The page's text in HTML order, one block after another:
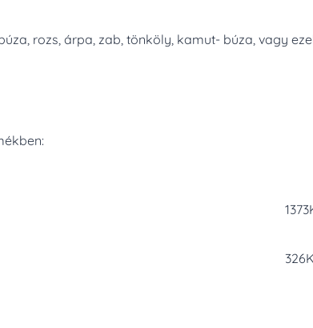
rozs, árpa, zab, tönköly, kamut- búza, vagy